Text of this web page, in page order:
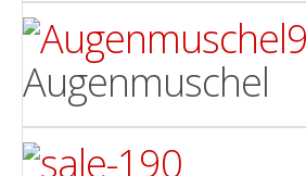
Augenmuschel